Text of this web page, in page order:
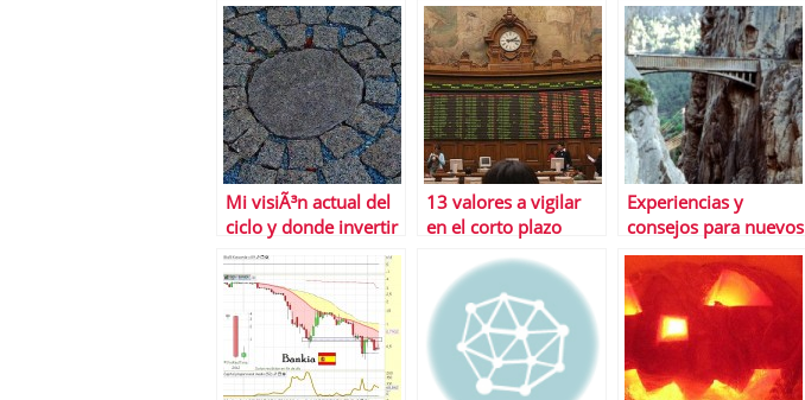
Mi visiÃ³n actual del
ciclo y donde invertir
13 valores a vigilar
en el corto plazo
Experiencias y
consejos para nuevos
#inversores en
#bolsa